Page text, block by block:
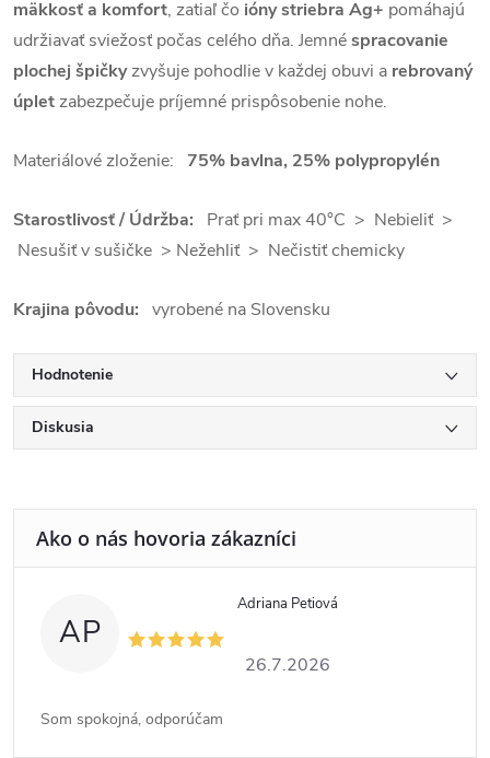
mäkkosť a komfort, zatiaľ čo ióny striebra Ag+ pomáhajú
udržiavať sviežosť počas celého dňa. Jemnéspracovanie
plochej špičkyzvyšuje pohodlie v každej obuvi a rebrovaný
úpletzabezpečuje príjemné prispôsobenie nohe.
Materiálové zloženie: 75% bavlna, 25% polypropylén
Starostlivosť / Údržba: Prať pri max 40°C > Nebieliť >
Nesušiť v sušičke > Nežehliť > Nečistiť chemicky
Krajina pôvodu: vyrobené na Slovensku
Hodnotenie
Diskusia
AP
Adriana Petiová
26.7.2026
Som spokojná, odporúčam